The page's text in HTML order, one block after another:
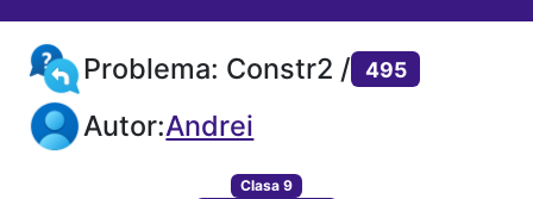
Problema: Constr2 / 495
Autor:Andrei
Clasa 9